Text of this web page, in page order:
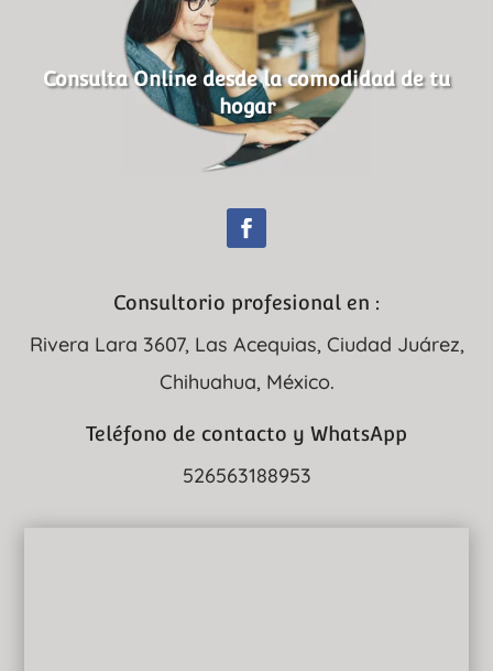
Consulta Online desde la comodidad de tu
hogar
Consultorio profesional en :
Rivera Lara 3607, Las Acequias, Ciudad Juárez,
Chihuahua, México.
Teléfono de contacto y WhatsApp
526563188953